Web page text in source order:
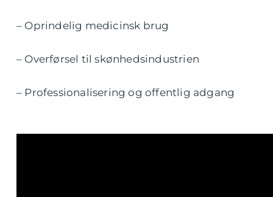
– Oprindelig medicinsk brug
– Overførsel til skønhedsindustrien
– Professionalisering og offentlig adgang